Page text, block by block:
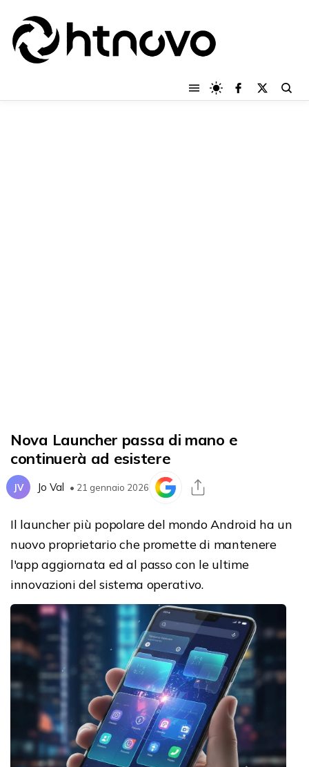
Nova Launcher passa di mano e
continuerà ad esistere
JV Jo Val • 21 gennaio 2026
Il launcher più popolare del mondo Android ha un
nuovo proprietario che promette di mantenere
l'app aggiornata ed al passo con le ultime
innovazioni del sistema operativo.